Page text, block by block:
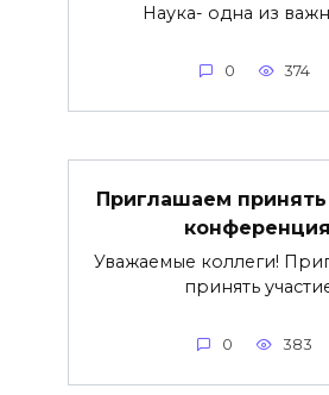
Наука- одна из
0 374
Приглашаем принять
Уважаемые коллеги!
принять
0 383